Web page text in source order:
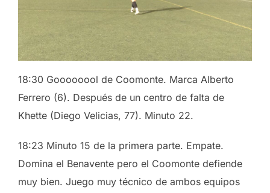
18:30 Goooooool de Coomonte. Marca Alberto
Ferrero (6). Después de un centro de falta de
Khette (Diego Velicias, 77). Minuto 22.
18:23 Minuto 15 de la primera parte. Empate.
Domina el Benavente pero el Coomonte defiende
muy bien. Juego muy técnico de ambos equipos